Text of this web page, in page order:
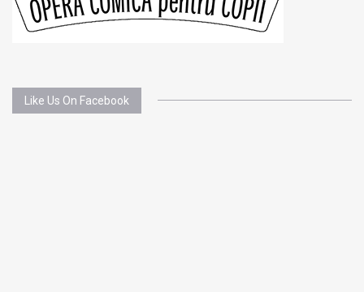
Like Us On Facebook